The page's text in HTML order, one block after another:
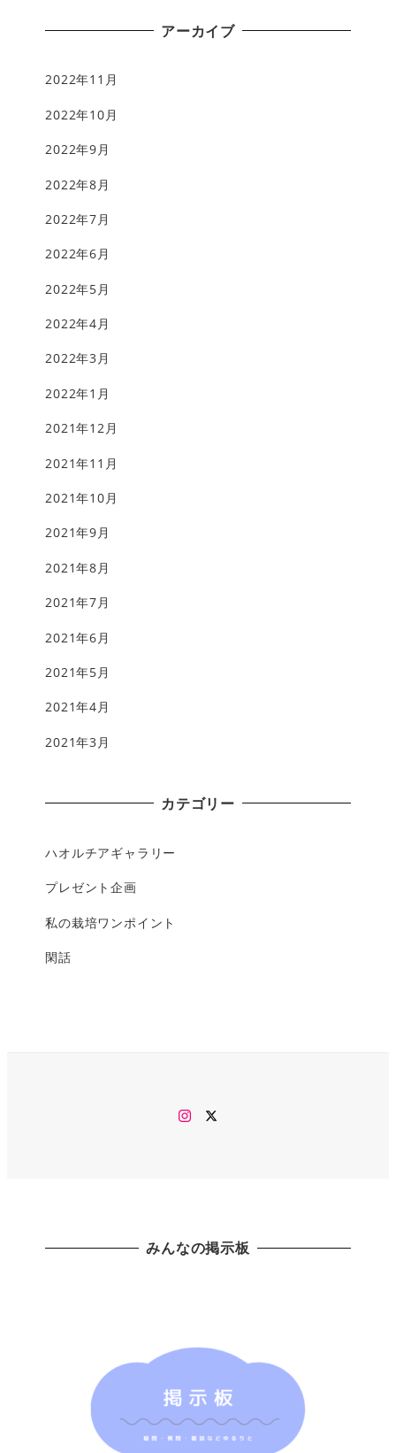
アーカイブ
2022年11月
2022年10月
2022年9月
2022年8月
2022年7月
2022年6月
2022年5月
2022年4月
2022年3月
2022年1月
2021年12月
2021年11月
2021年10月
2021年9月
2021年8月
2021年7月
2021年6月
2021年5月
2021年4月
2021年3月
カテゴリー
ハオルチアギャラリー
プレゼント企画
私の栽培ワンポイント
閑話
Instagram
みんなの掲示板